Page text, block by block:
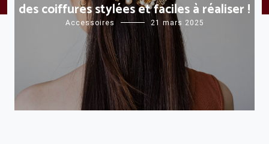
des coiffures stylées et faciles à réaliser !
Accessoires 21 mars 2025